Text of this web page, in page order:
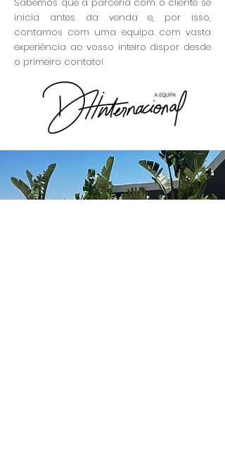
inicia antes da venda e, por isso,
contamos com uma equipa com vasta
experiência ao vosso inteiro dispor desde
o primeiro contato!